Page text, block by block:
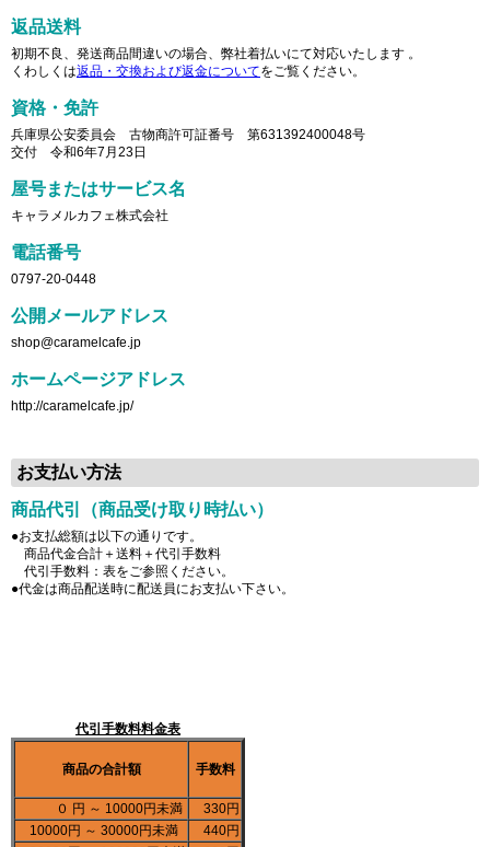
返品送料
初期不良、発送商品間違いの場合、弊社着払いにて対応いたします 。
くわしくは返品・交換および返金についてをご覧ください。
資格・免許
兵庫県公安委員会 古物商許可証番号 第631392400048号
交付 令和6年7月23日
屋号またはサービス名
キャラメルカフェ株式会社
電話番号
0797-20-0448
公開メールアドレス
shop@caramelcafe.jp
ホームページアドレス
http://caramelcafe.jp/
お支払い方法
商品代引（商品受け取り時払い）
●お支払総額は以下の通りです。
商品代金合計＋送料＋代引手数料
代引手数料：表をご参照ください。
●代金は商品配送時に配送員にお支払い下さい。
代引手数料料金表
商品の合計額 手数料
０ 円 ～ 10000円未満
330円
10000円 ～ 30000円未満
440円